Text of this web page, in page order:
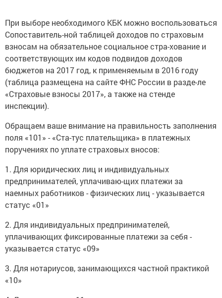
При выборе необходимого КБК можно воспользоваться
Сопоставитель-ной таблицей доходов по страховым
взносам на обязательное социальное стра-хование и
соответствующих им кодов подвидов доходов
бюджетов на 2017 год, к применяемым в 2016 году
(таблица размещена на сайте ФНС России в разде-ле
«Страховые взносы 2017», а также на стенде
инспекции).
Обращаем ваше внимание на правильность заполнения
поля «101» - «Ста-тус плательщика» в платежных
поручениях по уплате страховых вносов:
1. Для юридических лиц и индивидуальных
предпринимателей, уплачиваю-щих платежи за
наемных работников - физических лиц - указывается
статус «01»
2. Для индивидуальных предпринимателей,
уплачивающих фиксированные платежи за себя -
указывается статус «09»
3. Для нотариусов, занимающихся частной практикой
«10»